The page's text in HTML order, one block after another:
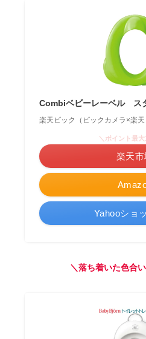
Combiベビーレーベル ス
楽天ビック（ビックカメラ×楽天
＼ポイント最
楽天市
Yahooショ
＼落ち着いた色合